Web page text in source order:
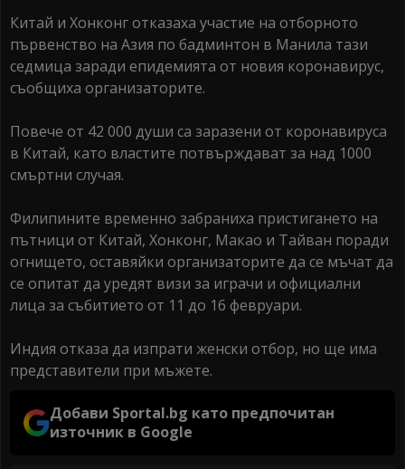
Китай и Хонконг отказаха участие на отборното
първенство на Азия по бадминтон в Манила тази
седмица заради епидемията от новия коронавирус,
съобщиха организаторите.
Повече от 42 000 души са заразени от коронавируса
в Китай, като властите потвърждават за над 1000
смъртни случая.
Филипините временно забраниха пристигането на
пътници от Китай, Хонконг, Макао и Тайван поради
огнището, оставяйки организаторите да се мъчат да
се опитат да уредят визи за играчи и официални
лица за събитието от 11 до 16 февруари.
Индия отказа да изпрати женски отбор, но ще има
представители при мъжете.
Добави Sportal.bg като предпочитан
източник в Google